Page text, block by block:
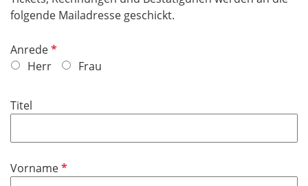
folgende Mailadresse geschickt.
AnredeP
f
c
f
e
Herr Frau
Titel
VornameP